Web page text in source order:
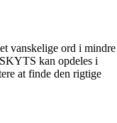
vanskelige ord i mindre
kan opdeles i
at finde den rigtige